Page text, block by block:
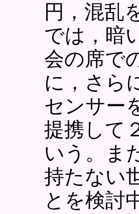
円，混乱
では，暗
会の席で
に，さら
センサー
提携して
いう。ま
持たない
とを検討